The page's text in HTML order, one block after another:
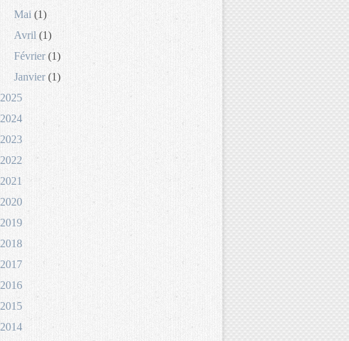
Mai (1)
Avril (1)
Février(1)
Janvier (1)
2025
2024
2023
2022
2021
2020
2019
2018
2017
2016
2015
2014